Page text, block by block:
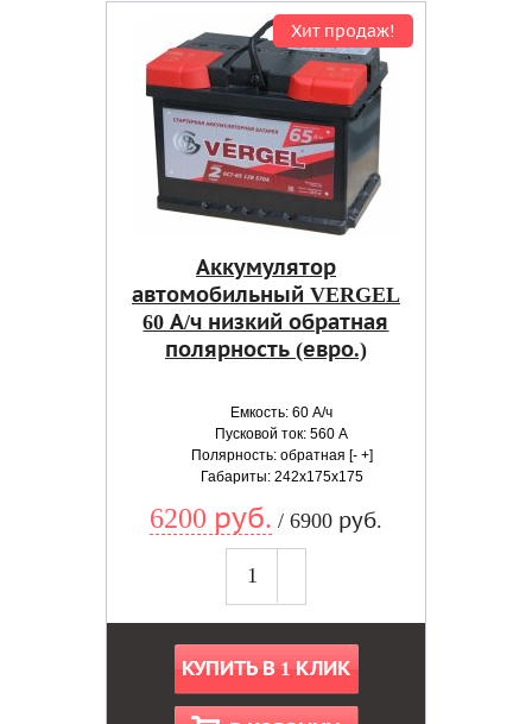
Хит продаж!
Аккумулятор
автомобильный VERGEL
60 А/ч низкий обратная
полярность (евро.)
Емкость: 60 А/ч
Пусковой ток: 560 А
Полярность: обратная [- +]
Габариты: 242x175x175
6200 руб. / 6900 руб.
КУПИТЬ В 1 КЛИК